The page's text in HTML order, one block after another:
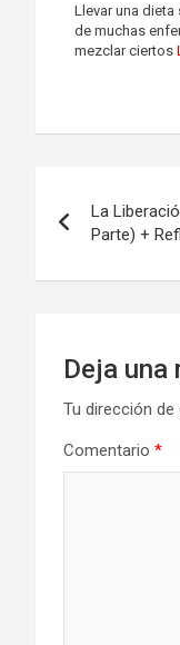
Llevar una
de muchas
mezclar ciertos
La
Parte) +
Deja una
Tu dirección
Comentario *